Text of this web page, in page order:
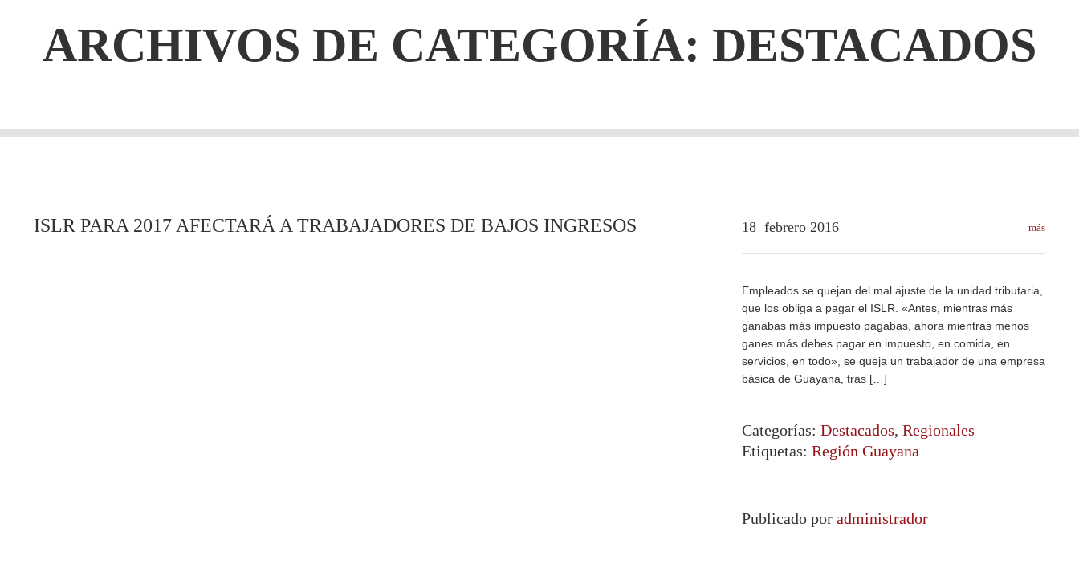
ARCHIVOS DE CATEGORÍA: DESTACADOS
ISLR PARA 2017 AFECTARÁ A TRABAJADORES DE BAJOS INGRESOS 18 febrero 2016
Empleados se quejan del mal ajuste de la unidad tributaria,
que los obliga a pagar el ISLR. «Antes, mientras más
ganabas más impuesto pagabas, ahora mientras menos
ganes más debes pagar en impuesto, en comida, en
servicios, en todo», se queja un trabajador de una empresa
básica de Guayana, tras […]
más
Categorías: Destacados, Regionales
Etiquetas: Región Guayana
Publicado por administrador